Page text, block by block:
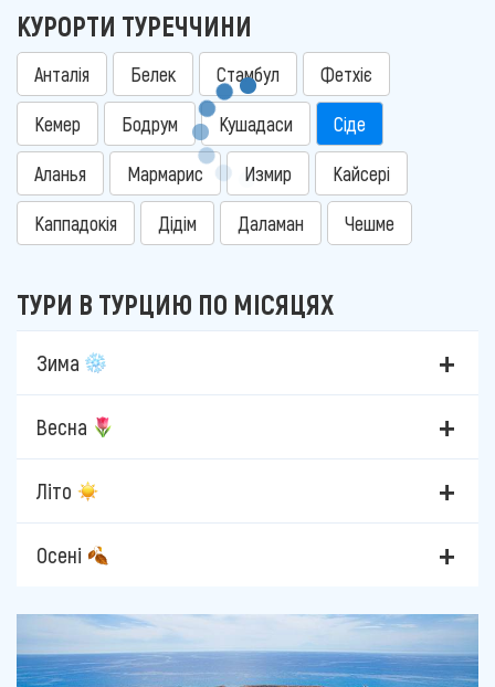
КУРОРТИ ТУРЕЧЧИНИ
Анталія Белек Стамбул Фетхіє
Кемер Бодрум Кушадаси Сіде
Аланья Мармарис Измир Кайсері
Каппадокія Дідім Даламан Чешме
ТУРИ В ТУРЦИЮ ПО МІСЯЦЯХ
Зима
Весна
Літо
Осені